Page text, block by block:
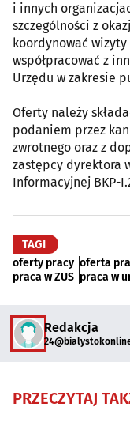
i innych
szczególności z
koordynować wizyty
współpracować z
Urzędu w zakresie
Oferty należy
podaniem przez
zwrotnego oraz z
zastępcy dyrektora
Informacyjnej BKP-
TAGI
oferty pracy oferta
praca w ZUS praca w
Redakcja
PRZECZYTAJ